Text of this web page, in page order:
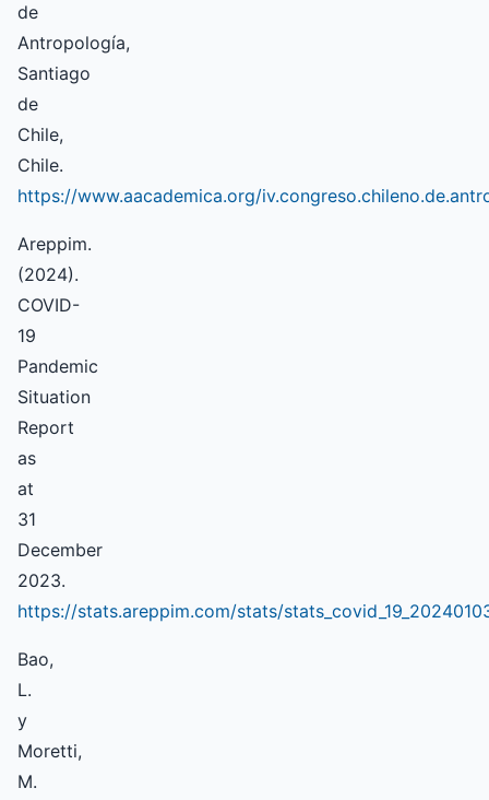
de
Antropología,
Santiago
de
Chile,
Chile.
https://www.aacademica.org/
Areppim.
(2024).
COVID-
19
Pandemic
Situation
Report
as
at
31
December
2023.
https://stats.areppim.com/stats/
Bao,
L.
y
Moretti,
M.